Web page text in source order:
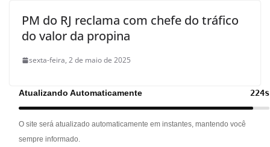
PM do RJ reclama com chefe do tráfico
do valor da propina
sexta-feira, 2 de maio de 2025